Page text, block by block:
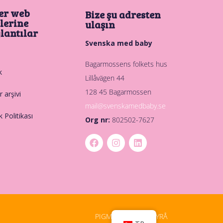
web
arşivi
Politikası
Bize şu adresten
ulaşın
Svenska med baby
Bagarmossens folkets hus
Lillåvägen 44
128 45 Bagarmossen
mail@svenskamedbaby.se
Org nr: 802502-7627
PIGMENT DIGITALBYRÅ